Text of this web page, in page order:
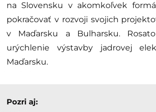
na Slovensku v akomkoľvek
pokračovať v rozvoji svojich
v Maďarsku a Bulharsku.
urýchlenie výstavby jadrovej
Maďarsku.
Pozri aj: